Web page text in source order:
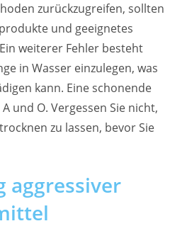
zurückzugreifen, sollten
und geeignetes
weiterer Fehler besteht
in Wasser einzulegen, was
kann. Eine schonende
und O. Vergessen Sie nicht,
zu lassen, bevor Sie
aggressiver